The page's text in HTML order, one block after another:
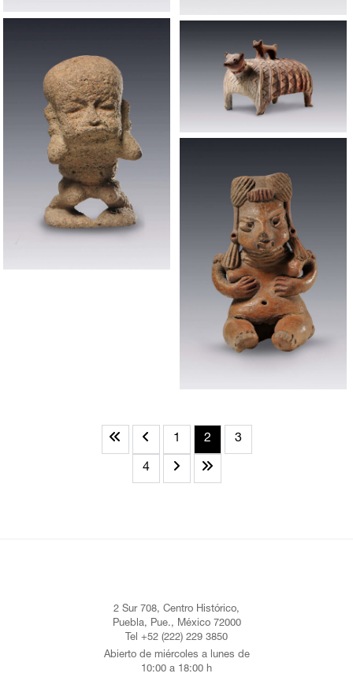
1 2 3
4
2 Sur 708, Centro Histórico,
Puebla, Pue., México 72000
Tel +52 (222) 229 3850
Abierto de miércoles a lunes de
10:00 a 18:00 h